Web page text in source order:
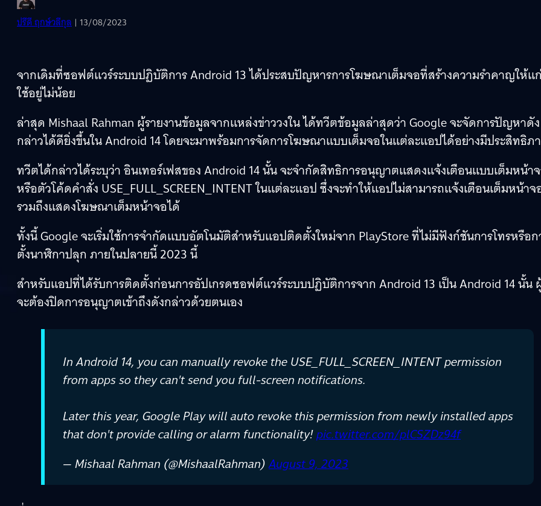
ปรีดี ฤกษ์วลีกุล | 13/08/2023
จากเดิมที่ซอฟต์แวร์ระบบปฏิบัติการ Android 13 ได้ประสบปัญหารการโฆษณาเต็มจอที่สร้างความรำคาญให้แ
ใช้อยู่ไม่น้อย
ล่าสุด Mishaal Rahman ผู้รายงานข้อมูลจากแหล่งข่าววงใน ได้ทวีตข้อมูลล่าสุดว่า Google จะจัดการปัญหาดัง
กล่าวได้ดียิ่งขึ้นใน Android 14 โดยจะมาพร้อมการจัดการโฆษณาแบบเต็มจอในแต่ละแอปได้อย่างมีประสิทธิภ
ทวีตได้กล่าวได้ระบุว่า อินเทอร์เฟสของ Android 14 นั้น จะจำกัดสิทธิการอนุญาตแสดงแจ้งเตือนแบบเต็มหน้า
หรือตัวโค้ดคำสั่ง USE_FULL_SCREEN_INTENT ในแต่ละแอป ซึ่งจะทำให้แอปไม่สามารถแจ้งเตือนเต็มหน้าจ
รวมถึงแสดงโฆษณาเต็มหน้าจอได้
ทั้งนี้ Google จะเริ่มใช้การจำกัดแบบอัตโนมัติสำหรับแอปติดตั้งใหม่จาก PlayStore ที่ไม่มีฟังก์ชันการโทรหรือก
ตั้งนาฬิกาปลุก ภายในปลายนี้ 2023 นี้
สำหรับแอปที่ได้รับการติดตั้งก่อนการอัปเกรดซอฟต์แวร์ระบบปฏิบัติการจาก Android 13 เป็น Android 14 นั้น
จะต้องปิดการอนุญาตเข้าถึงดังกล่าวด้วยตนเอง
In Android 14, you can manually revoke the USE_FULL_SCREEN_INTENT permission
from apps so they can't send you full-screen notifications.
Later this year, Google Play will auto revoke this permission from newly installed apps
that don't provide calling or alarm functionality!pic.twitter.com/plCSZDz94f
— Mishaal Rahman (@MishaalRahman)August 9, 2023